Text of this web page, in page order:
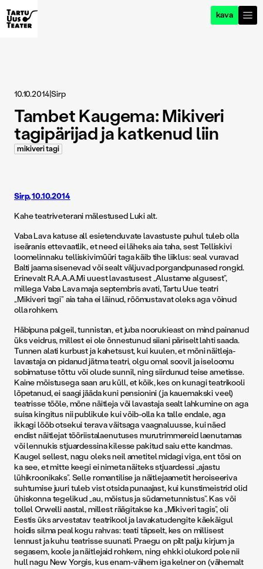
kava
10.10.2014|Sirp
Tambet Kaugema: Mikiveri
tagipärijad ja katkenud liin
mikiveri tagi
Sirp, 10.10.2014
Kahe teatriveterani mälestused Luki alt.
Vaba Lava katuse all esietenduvate lavastuste puhul tuleb olla
iseäranis ettevaatlik, et need ei läheks aia taha, sest Telliskivi
loomelinnaku telliskivimüüri taga käib tihe liiklus: seal vuravad
Balti jaama sisenevad või sealt väljuvad porgandpunased rongid.
Erinevalt R.A.A.A.Mi uuest lavastusest „Alustame algusest”,
millega Vaba Lava maja septembris avati, Tartu Uue teatri
„Mikiveri tagi” aia taha ei läinud, rõõmustavat oleks aga võinud
olla rohkem.
Häbipuna palgeil, tunnistan, et juba noorukieast on mind painanud
üks veidrus, millest ei ole õnnestunud siiani päriselt lahti saada.
Tunnen alati kurbust ja kahetsust, kui kuulen, et mõni näitleja-
lavastaja on pidanud jätma teatri, olgu omal soovil ja iseloomu
sobimatuse tõttu või olude sunnil, ning siirdunud teise ametisse.
Kaine mõistusega saan aru küll, et kõik, kes on kunagi teatrikooli
lõpetanud, ei saagi jääda kuni pensionini (ja kauemakski veel)
teatrisse tööle, mõne näitleja või lavastaja sealt lahkumine on aga
suisa kingitus nii publikule kui võib-olla ka talle endale, aga
ikkagi lööb otsekui terava väitsaga vaagnaluusse, kui näed
endist näitlejat tööriistalaenutuses murutrimmereid laenutamas
või lennukis stjuardessina kilesse pakitud saiu ette kandmas.
Kaugel sellest, nagu oleks neil ametitel midagi viga, ent tõsi on
ka see, et mitte keegi ei nimeta näiteks stjuardessi „ajastu
lühikroonikaks”. Selle romantilise ja näitlejaametit heroiseeriva
suhtumise juuri tuleb vist otsida punaajast, kui kunstimeistrid olid
ühiskonna tegelikud „au, mõistus ja südametunnistus”. Kas või
tollel Orwelli aastal, millest räägitakse ka „Mikiveri tagis”, oli
Eestis üks arvestatav teatrikool ja lavakatudengite käekäigul
hoidis silma peal kogu rahvas: teati täpselt, kes on millisest
lennust ja kuhu teatrisse suunati. Praegu on pilt palju kirjum ja
segasem, koole ja näitlejaid rohkem, ning ehkki olukord pole nii
hull nagu New Yorgis, kus enam-vähem iga kelner on (vähemalt